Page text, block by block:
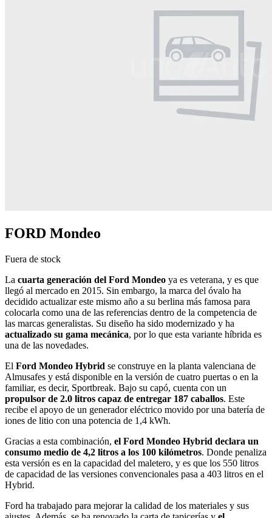
FORD Mondeo
Fuera de stock
La cuarta generación del Ford Mondeo ya es veterana, y es que
llegó al mercado en 2015. Sin embargo, la marca del óvalo ha
decidido actualizar este mismo año a su berlina más famosa para
colocarla como una de las referencias dentro de la competencia de
las marcas generalistas. Su diseño ha sido modernizado y ha
actualizado su gama mecánica, por lo que esta variante híbrida es
una de las novedades.
El Ford Mondeo Hybrid se construye en la planta valenciana de
Almusafes y está disponible en la versión de cuatro puertas o en la
familiar, es decir, Sportbreak. Bajo su capó, cuenta con un
propulsor de 2.0 litros capaz de entregar 187 caballos. Este
recibe el apoyo de un generador eléctrico movido por una batería de
iones de litio con una potencia de 1,4 kWh.
Gracias a esta combinación, el Ford Mondeo Hybrid declara un
consumo medio de 4,2 litros a los 100 kilómetros. Donde penaliza
esta versión es en la capacidad del maletero, y es que los 550 litros
de capacidad de las versiones convencionales pasa a 403 litros en el
Hybrid.
Ford ha trabajado para mejorar la calidad de los materiales y sus